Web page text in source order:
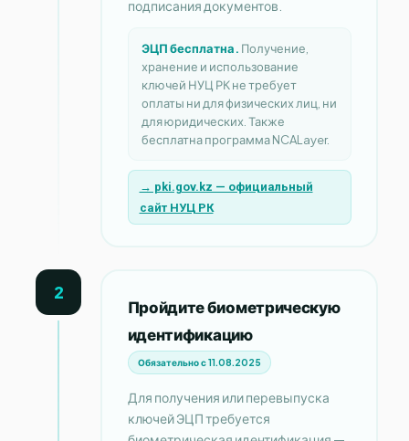
подписания документов.
ЭЦП бесплатна. Получение,
хранение и использование
ключей НУЦ РК не требует
оплаты ни для физических лиц, ни
для юридических. Также
бесплатна программа NCALayer.
→ pki.gov.kz — официальный
сайт НУЦ РК
2
Пройдите биометрическую
идентификацию
Обязательно с 11.08.2025
Для получения или перевыпуска
ключей ЭЦП требуется